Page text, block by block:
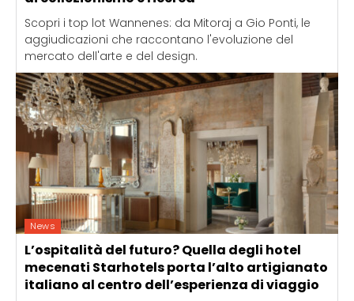
Scopri i top lot Wannenes: da Mitoraj a Gio Ponti, le
aggiudicazioni che raccontano l'evoluzione del
mercato dell'arte e del design.
News
L’ospitalità del futuro? Quella degli hotel
mecenati Starhotels porta l’alto artigianato
italiano al centro dell’esperienza di viaggio